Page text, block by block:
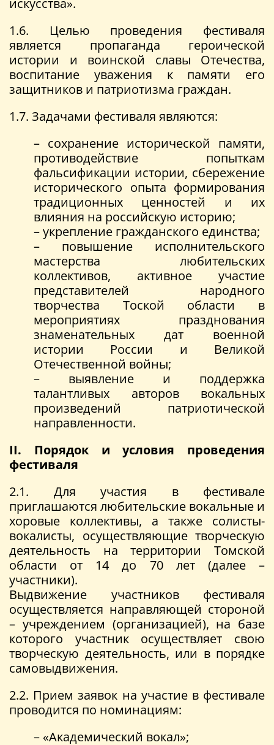
искусства».
1.6. Целью проведения фестиваля
является пропаганда героической
истории и воинской славы Отечества,
воспитание уважения к памяти его
защитников и патриотизма граждан.
1.7. Задачами фестиваля являются:
– сохранение исторической памяти,
противодействие попыткам
фальсификации истории, сбережение
исторического опыта формирования
традиционных ценностей и их
влияния на российскую историю;
– укрепление гражданского единства;
– повышение исполнительского
мастерства любительских
коллективов, активное участие
представителей народного
творчества Тоской области в
мероприятиях празднования
знаменательных дат военной
истории России и Великой
Отечественной войны;
– выявление и поддержка
талантливых авторов вокальных
произведений патриотической
направленности.
II. Порядок и условия проведения
фестиваля
2.1. Для участия в фестивале
приглашаются любительские вокальные и
хоровые коллективы, а также солисты-
вокалисты, осуществляющие творческую
деятельность на территории Томской
области от 14 до 70 лет (далее –
участники).
Выдвижение участников фестиваля
осуществляется направляющей стороной
– учреждением (организацией), на базе
которого участник осуществляет свою
творческую деятельность, или в порядке
самовыдвижения.
2.2. Прием заявок на участие в фестивале
проводится по номинациям:
– «Академический вокал»;